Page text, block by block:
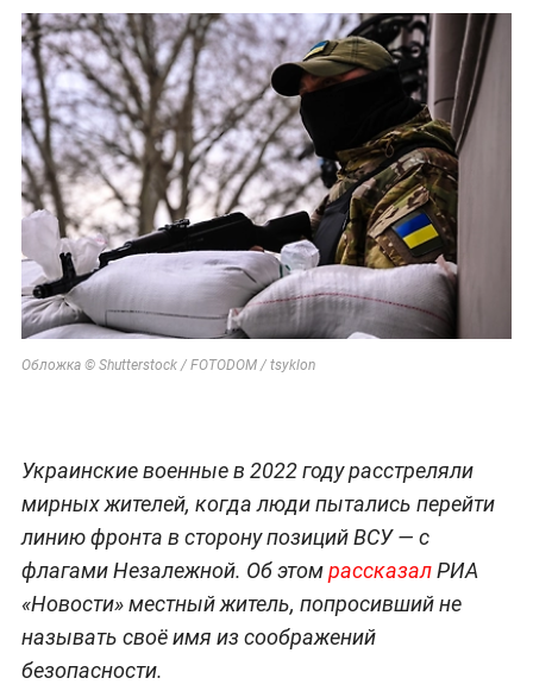
Обложка © Shutterstock / FOTODOM / tsyklon
Украинские военные в 2022 году расстреляли
мирных жителей, когда люди пытались перейти
линию фронта в сторону позиций ВСУ — с
флагами Незалежной. Об этомрассказалРИА
«Новости» местный житель, попросивший не
называть своё имя из соображений
безопасности.